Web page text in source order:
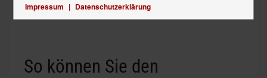
So können Sie den
Impressum | Datenschutzerklärung